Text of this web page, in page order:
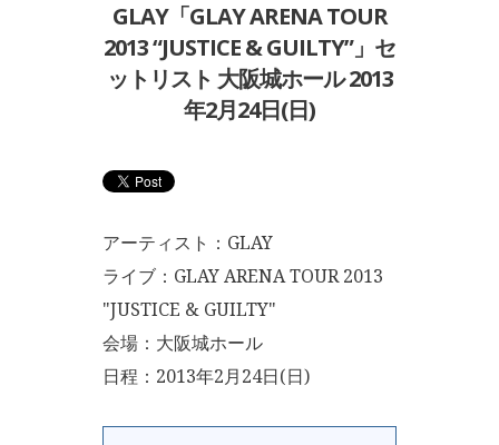
GLAY「GLAY ARENA TOUR
2013 “JUSTICE & GUILTY”」セ
ットリスト 大阪城ホール 2013
年2月24日(日)
アーティスト：GLAY
ライブ：GLAY ARENA TOUR 2013
"JUSTICE & GUILTY"
会場：大阪城ホール
日程：2013年2月24日(日)